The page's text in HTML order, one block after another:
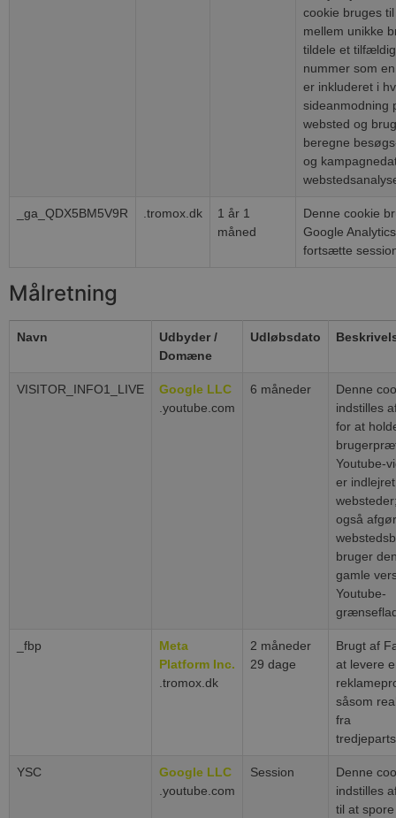
cookie bruges
mellem unikke
tildele et
nummer som
er inkluderet i
sideanmodning
websted og
beregne
og
_ga_QDX5BM5V9R .tromox.dk
1 år 1
måned
Denne cookie
Google
fortsætte
Målretning
Navn
Udbyder /
Domæne
Udløbsdato
VISITOR_INFO1_LIVE
Google LLC
.youtube.com
6 måneder
Denne
indstilles
for at
Youtube-
er
også
bruger
gamle
Youtube-
_fbp
Meta
Platform Inc.
.tromox.dk
2 måneder
29 dage
Brugt af
at levere
såsom
fra
YSC
Google LLC
.youtube.com
Session
Denne
indstilles
til at